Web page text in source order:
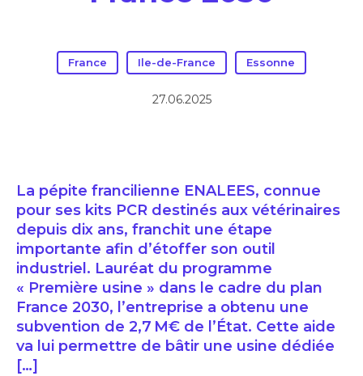
France Ile-de-France Essonne
27.06.2025
La pépite francilienne ENALEES, connue
pour ses kits PCR destinés aux vétérinaires
depuis dix ans, franchit une étape
importante afin d’étoffer son outil
industriel. Lauréat du programme
« Première usine » dans le cadre du plan
France 2030, l’entreprise a obtenu une
subvention de 2,7 M€ de l’État. Cette aide
va lui permettre de bâtir une usine dédiée
[…]